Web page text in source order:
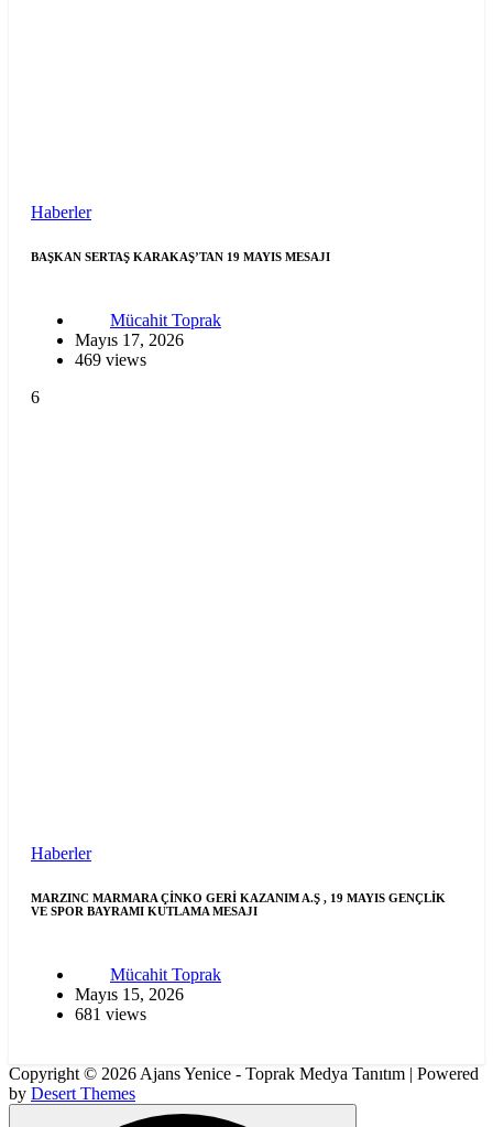
Haberler
BAŞKAN SERTAŞ KARAKAŞ’TAN 19 MAYIS MESAJI
Mücahit Toprak
Mayıs 17, 2026
469 views
6
Haberler
MARZINC MARMARA ÇİNKO GERİ KAZANIM A.Ş , 19 MAYIS GENÇLİK
VE SPOR BAYRAMI KUTLAMA MESAJI
Mücahit Toprak
Mayıs 15, 2026
681 views
Copyright © 2026 Ajans Yenice - Toprak Medya Tanıtım | Powered
by Desert Themes